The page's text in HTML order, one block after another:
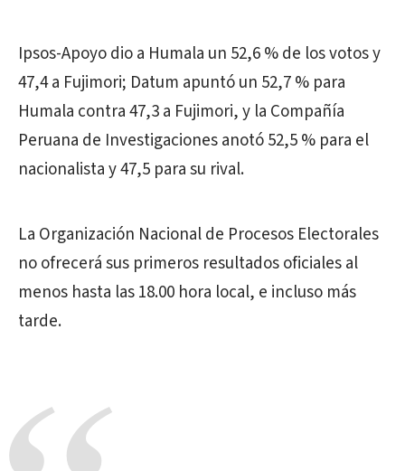
Ipsos-Apoyo dio a Humala un 52,6 % de los votos y
47,4 a Fujimori; Datum apuntó un 52,7 % para
Humala contra 47,3 a Fujimori, y la Compañía
Peruana de Investigaciones anotó 52,5 % para el
nacionalista y 47,5 para su rival.
La Organización Nacional de Procesos Electorales
no ofrecerá sus primeros resultados oficiales al
menos hasta las 18.00 hora local, e incluso más
tarde.